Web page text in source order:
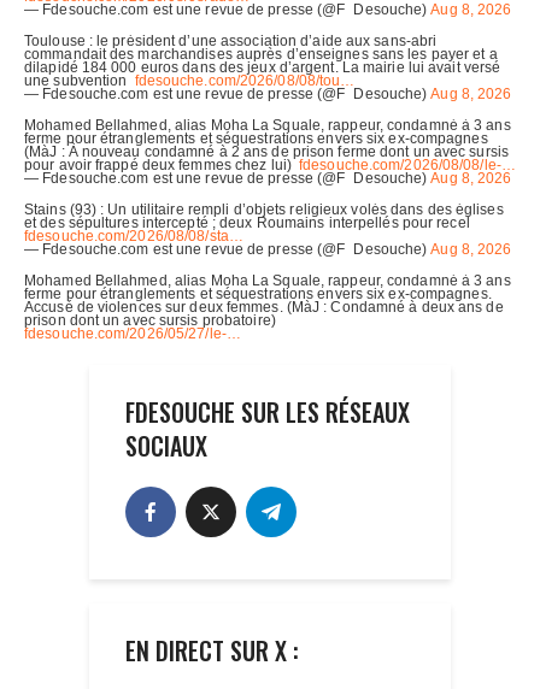
FDESOUCHE SUR LES RÉSEAUX
SOCIAUX
EN DIRECT SUR X :